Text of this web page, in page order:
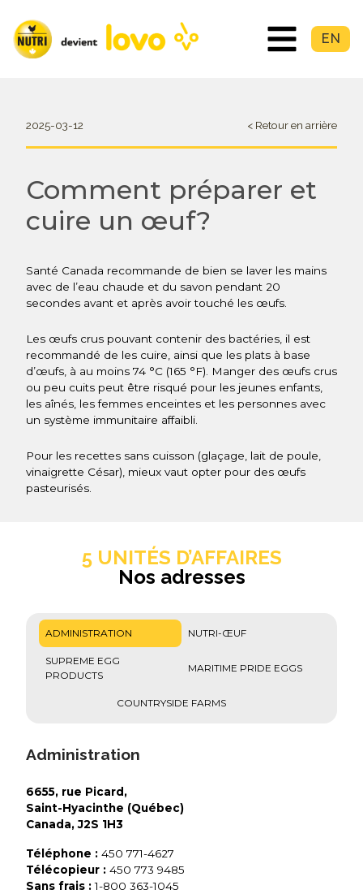
EN
2025-03-12 < Retour en arrière
Comment préparer et
cuire un œuf?
Santé Canada recommande de bien se laver les mains
avec de l’eau chaude et du savon pendant 20
secondes avant et après avoir touché les œufs.
Les œufs crus pouvant contenir des bactéries, il est
recommandé de les cuire, ainsi que les plats à base
d’œufs, à au moins 74 °C (165 °F). Manger des œufs crus
ou peu cuits peut être risqué pour les jeunes enfants,
les aînés, les femmes enceintes et les personnes avec
un système immunitaire affaibli.
Pour les recettes sans cuisson (glaçage, lait de poule,
vinaigrette César), mieux vaut opter pour des œufs
pasteurisés.
5 UNITÉS D’AFFAIRES
Nos adresses
ADMINISTRATION NUTRI-ŒUF
SUPREME EGG
PRODUCTS
MARITIME PRIDE EGGS
COUNTRYSIDE FARMS
Administration
6655, rue Picard,
Saint-Hyacinthe (Québec)
Canada, J2S 1H3
Téléphone : 450 771-4627
Télécopieur : 450 773 9485
Sans frais :1-800 363-1045